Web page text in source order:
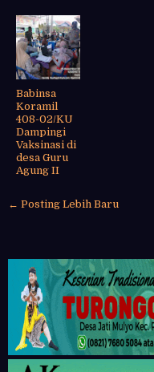
Babinsa
Koramil
408-02/KU
Dampingi
Vaksinasi di
desa Guru
Agung II
← Posting Lebih Baru